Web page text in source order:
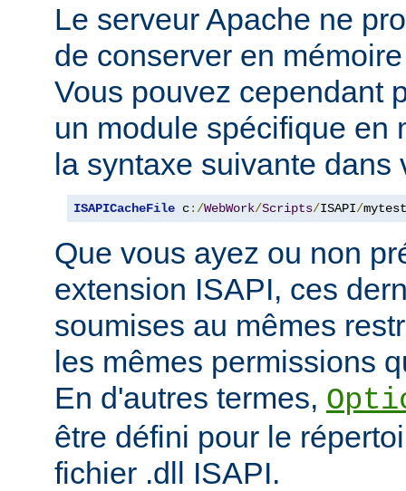
Le serveur Apache ne
de conserver en
Vous pouvez cependant
un module spécifique en
la syntaxe suivante dans
ISAPICacheFile c:/WebWork/Scripts/ISAPI/mytest
Que vous ayez ou non
extension ISAPI, ces
soumises au mêmes
les mêmes permissions
En d'autres termes,
être défini pour le
fichier .dll ISAPI.